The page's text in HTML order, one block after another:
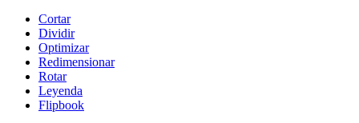
Cortar
Dividir
Optimizar
Redimensionar
Rotar
Leyenda
Flipbook